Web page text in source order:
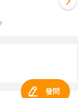
發問